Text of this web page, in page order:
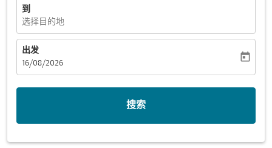
到
选择目的地
出发
fc-booking-departure-date-aria-label
16/08/2026
today
搜索